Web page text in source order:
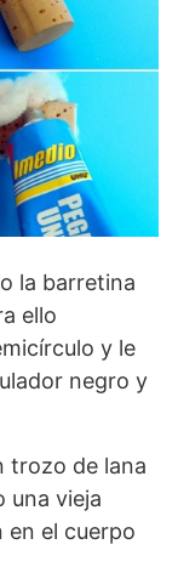
la barretina
ello
y le
negro y
trozo de lana
una vieja
en el cuerpo